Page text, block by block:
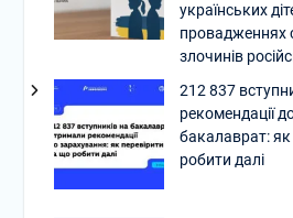
українських
провадженнях
злочинів
212 837
рекомендації
бакалаврат:
робити далі